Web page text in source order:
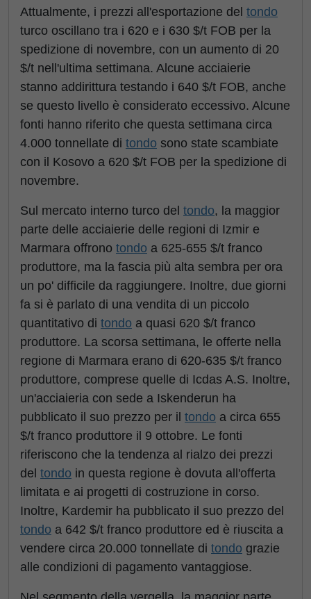
Attualmente, i prezzi all'esportazione del tondo
turco oscillano tra i 620 e i 630 $/t FOB per la
spedizione di novembre, con un aumento di 20
$/t nell'ultima settimana. Alcune acciaierie
stanno addirittura testando i 640 $/t FOB, anche
se questo livello è considerato eccessivo. Alcune
fonti hanno riferito che questa settimana circa
4.000 tonnellate di tondo sono state scambiate
con il Kosovo a 620 $/t FOB per la spedizione di
novembre.
Sul mercato interno turco del tondo, la maggior
parte delle acciaierie delle regioni di Izmir e
Marmara offrono tondo a 625-655 $/t franco
produttore, ma la fascia più alta sembra per ora
un po' difficile da raggiungere. Inoltre, due giorni
fa si è parlato di una vendita di un piccolo
quantitativo di tondo a quasi 620 $/t franco
produttore. La scorsa settimana, le offerte nella
regione di Marmara erano di 620-635 $/t franco
produttore, comprese quelle di Icdas A.S. Inoltre,
un'acciaieria con sede a Iskenderun ha
pubblicato il suo prezzo per il tondo a circa 655
$/t franco produttore il 9 ottobre. Le fonti
riferiscono che la tendenza al rialzo dei prezzi
del tondo in questa regione è dovuta all'offerta
limitata e ai progetti di costruzione in corso.
Inoltre, Kardemir ha pubblicato il suo prezzo del
tondo a 642 $/t franco produttore ed è riuscita a
vendere circa 20.000 tonnellate di tondo grazie
alle condizioni di pagamento vantaggiose.